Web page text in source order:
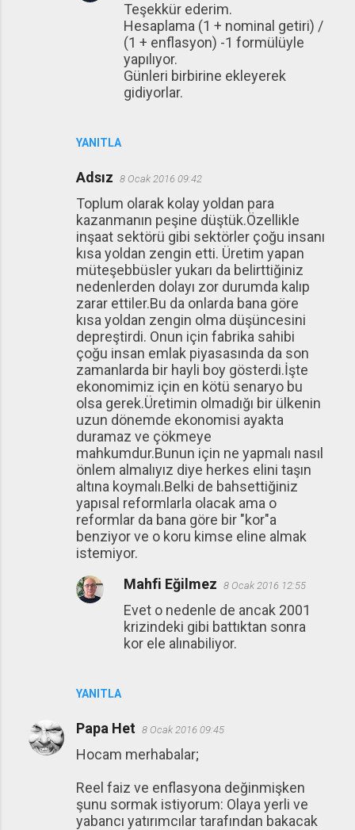
YANITLA
Teşekkür ederim.
Hesaplama (1 + nominal getiri) /
(1 + enflasyon) -1 formülüyle
yapılıyor.
Günleri birbirine ekleyerek
gidiyorlar.
Adsız 8 Ocak 2016 09:42
Toplum olarak kolay yoldan para
kazanmanın peşine düştük.Özellikle
inşaat sektörü gibi sektörler çoğu insanı
kısa yoldan zengin etti. Üretim yapan
müteşebbüsler yukarı da belirttiğiniz
nedenlerden dolayı zor durumda kalıp
zarar ettiler.Bu da onlarda bana göre
kısa yoldan zengin olma düşüncesini
depreştirdi. Onun için fabrika sahibi
çoğu insan emlak piyasasında da son
zamanlarda bir hayli boy gösterdi.İşte
ekonomimiz için en kötü senaryo bu
olsa gerek.Üretimin olmadığı bir ülkenin
uzun dönemde ekonomisi ayakta
duramaz ve çökmeye
mahkumdur.Bunun için ne yapmalı nasıl
önlem almalıyız diye herkes elini taşın
altına koymalı.Belki de bahsettiğiniz
yapısal reformlarla olacak ama o
reformlar da bana göre bir "kor"a
benziyor ve o koru kimse eline almak
istemiyor.
YANITLA
Mahfi Eğilmez 8 Ocak 2016 12:55
Evet o nedenle de ancak 2001
krizindeki gibi battıktan sonra
kor ele alınabiliyor.
Papa Het 8 Ocak 2016 09:45
Hocam merhabalar;
Reel faiz ve enflasyona değinmişken
şunu sormak istiyorum: Olaya yerli ve
yabancı yatırımcılar tarafından bakacak